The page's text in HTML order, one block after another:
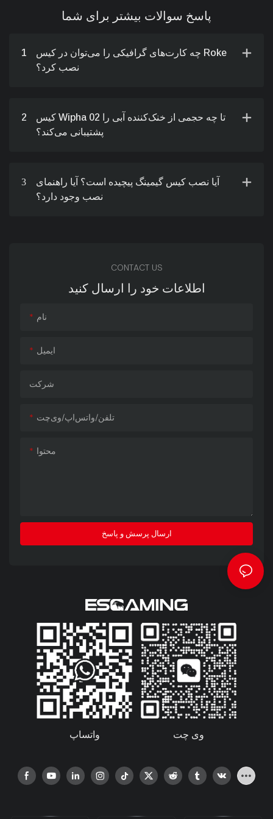
پاسخ سوالات بیشتر برای شما
1
چه کارت‌های گرافیکی را می‌توان در کیس Roke
نصب کرد؟
2
کیس Wipha 02 تا چه حجمی از خنک‌کننده آبی را
پشتیبانی می‌کند؟
3
آیا نصب کیس گیمینگ پیچیده است؟ آیا راهنمای
نصب وجود دارد؟
CONTACT US
اطلاعات خود را ارسال کنید
نام
ایمیل
شرکت
تلفن/واتس‌اپ/وی‌چت
محتوا
ارسال پرسش و پاسخ
واتساپ وی چت